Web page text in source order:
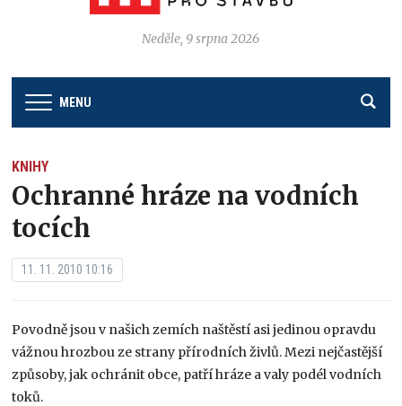
Neděle, 9 srpna 2026
MENU
KNIHY
Ochranné hráze na vodních
tocích
11. 11. 2010 10:16
Povodně jsou v našich zemích naštěstí asi jedinou opravdu
vážnou hrozbou ze strany přírodních živlů. Mezi nejčastější
způsoby, jak ochránit obce, patří hráze a valy podél vodních
toků.